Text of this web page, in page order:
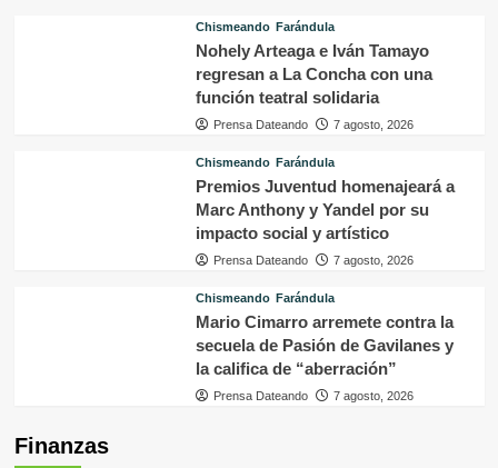
Chismeando Farándula
Nohely Arteaga e Iván Tamayo
regresan a La Concha con una
función teatral solidaria
Prensa Dateando 7 agosto, 2026
Chismeando Farándula
Premios Juventud homenajeará a
Marc Anthony y Yandel por su
impacto social y artístico
Prensa Dateando 7 agosto, 2026
Chismeando Farándula
Mario Cimarro arremete contra la
secuela de Pasión de Gavilanes y
la califica de “aberración”
Prensa Dateando 7 agosto, 2026
Finanzas